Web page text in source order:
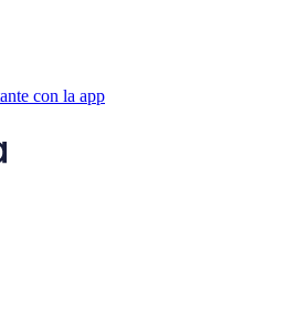
con la app